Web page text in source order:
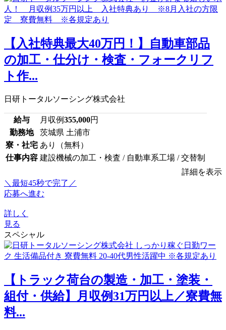
【入社特典最大40万円！】自動車部品
の加工・仕分け・検査・フォークリフ
ト作...
日研トータルソーシング株式会社
給与 月収例355,000円
勤務地
茨城県 土浦市
寮・社宅 あり（無料）
仕事内容 建設機械の加工・検査 / 自動車系工場 / 交替制
詳細を表示
＼最短45秒で完了／
応募へ進む
詳しく
見る
スペシャル
【トラック荷台の製造・加工・塗装・
組付・供給】月収例31万円以上／寮費無
料...